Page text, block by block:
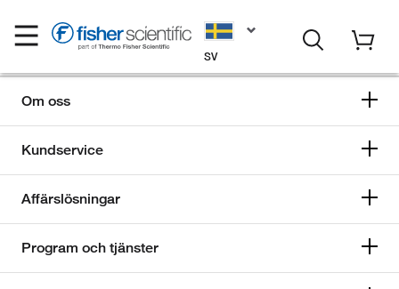
SV
Om oss
Kundservice
Affärslösningar
Program och tjänster